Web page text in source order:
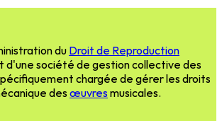
du Droit de Reproduction
d'une société de gestion collective des
chargée de gérer les droits
des œuvres musicales.